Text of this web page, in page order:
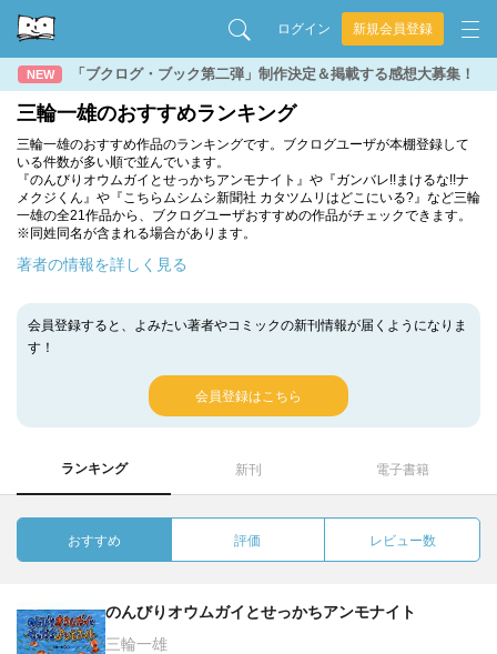
ログイン 新規会員登録
NEW 「ブクログ・ブック第二弾」制作決定＆掲載する感想大募集！
三輪一雄のおすすめランキング
三輪一雄のおすすめ作品のランキングです。ブクログユーザが本棚登録して
いる件数が多い順で並んでいます。
『のんびりオウムガイとせっかちアンモナイト』や『ガンバレ!!まけるな!!ナ
メクジくん』や『こちらムシムシ新聞社 カタツムリはどこにいる?』など三輪
一雄の全21作品から、ブクログユーザおすすめの作品がチェックできます。
※同姓同名が含まれる場合があります。
著者の情報を詳しく見る
会員登録すると、よみたい著者やコミックの新刊情報が届くようになりま
す！
会員登録はこちら
ランキング 新刊 電子書籍
おすすめ 評価 レビュー数
のんびりオウムガイとせっかちアンモナイト
三輪一雄